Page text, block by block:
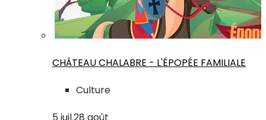
CHÂTEAU CHALABRE - L'ÉPOPÉE FAMILIALE
Culture